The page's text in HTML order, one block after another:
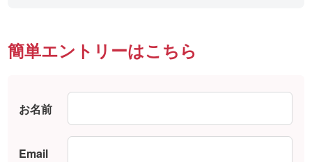
簡単エントリーはこちら
お名前
Email